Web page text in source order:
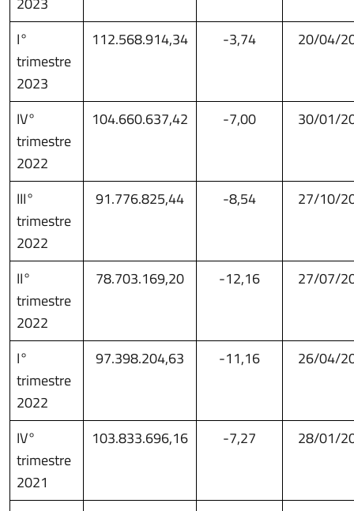
I°
trimestre
2023
112.568.914,34 -3,74 20/04/
IV°
trimestre
2022
104.660.637,42 -7,00 30/01/
III°
trimestre
2022
91.776.825,44 -8,54 27/10/
II°
trimestre
2022
78.703.169,20 -12,16 27/07/
I°
trimestre
2022
97.398.204,63 -11,16 26/04/
IV°
trimestre
2021
103.833.696,16 -7,27 28/01/